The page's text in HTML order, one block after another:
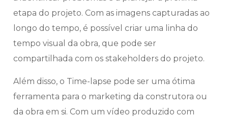
etapa do projeto. Com as imagens capturadas ao
longo do tempo, é possível criar uma linha do
tempo visual da obra, que pode ser
compartilhada com os stakeholders do projeto.
Além disso, o Time-lapse pode ser uma ótima
ferramenta para o marketing da construtora ou
da obra em si. Com um vídeo produzido com